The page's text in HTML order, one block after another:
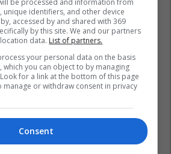
unique identifiers, and other device
accessed by and shared with 369
by this site. We and our partners
data. List of partners.
your personal data on the basis
which you can object to by managing
for a link at the bottom of this page
manage or withdraw consent in privacy
Consent